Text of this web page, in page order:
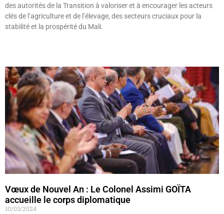
des autorités de la Transition à valoriser et à encourager les acteurs
clés de l’agriculture et de l’élevage, des secteurs cruciaux pour la
stabilité et la prospérité du Mali.
Vœux de Nouvel An : Le Colonel Assimi GOÏTA
accueille le corps diplomatique
10/03/2024